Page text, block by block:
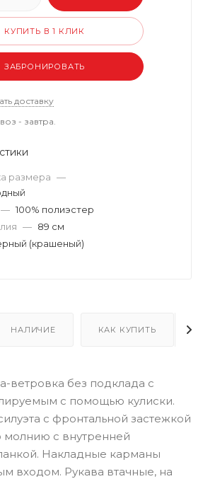
КУПИТЬ В 1 КЛИК
ЗАБРОНИРОВАТЬ
доставку
- завтра.
размера —
— 100% полиэстер
— 89 см
(крашеный)
НАЛИЧИЕ КАК КУПИТЬ
ветровка без подклада с
с помощью кулиски.
с фронтальной застежкой
с внутренней
Накладные карманы
входом. Рукава втачные, на